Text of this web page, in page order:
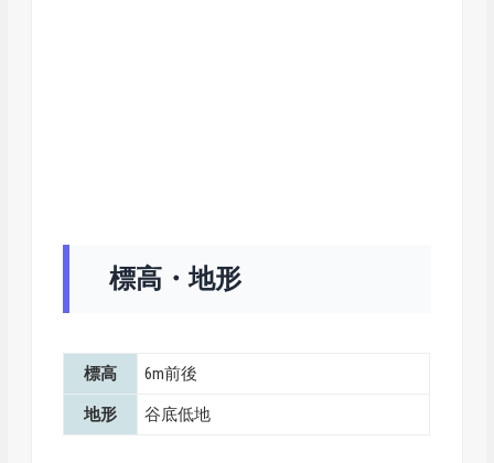
標高・地形
標高 6m前後
地形 谷底低地